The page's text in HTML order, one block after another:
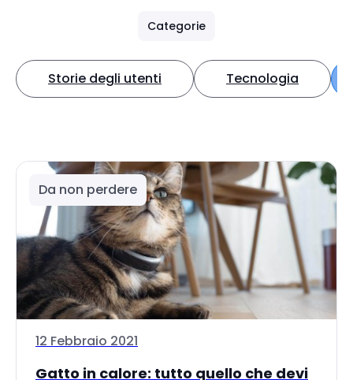
Categorie
Storie degli utenti Tecnologia
Da non perdere
12 Febbraio 2021
Gatto in calore: tutto quello che devi